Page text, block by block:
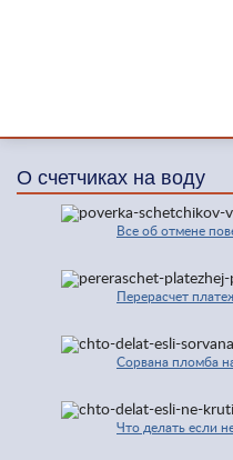
О счетчиках на воду
Все об отмене
Перерасчет
Сорвана пломба
Что делать если